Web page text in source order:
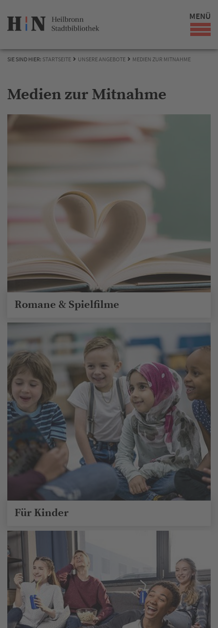
MENÜ
SIE SIND HIER: STARTSEITE UNSERE ANGEBOTE MEDIEN ZUR MITNAHME
Medien zur Mitnahme
Romane & Spielfilme
Für Kinder